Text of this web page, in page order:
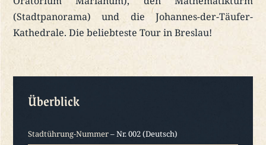
(Stadtpanorama) und die Johannes-der-Täufer-
Kathedrale. Die beliebteste Tour in Breslau!
Überblick
Stadtührung-Nummer– Nr. 002 (Deutsch)